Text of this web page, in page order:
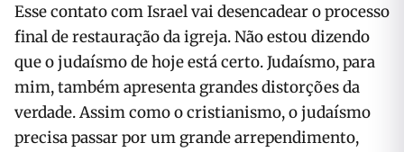
Esse contato com Israel vai desencadear o processo
final de restauração da igreja. Não estou dizendo
que o judaísmo de hoje está certo. Judaísmo, para
mim, também apresenta grandes distorções da
verdade. Assim como o cristianismo, o judaísmo
precisa passar por um grande arrependimento,